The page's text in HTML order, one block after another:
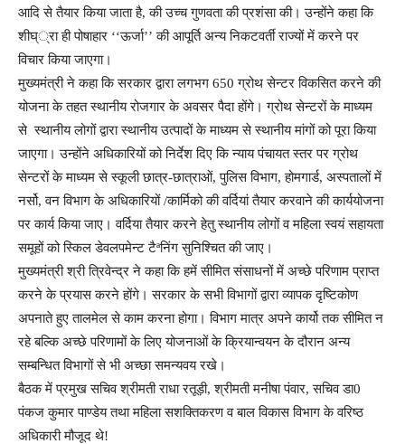
आदि से तैयार किया जाता है, की उच्च गुणवता की प्रशंसा की। उन्होंने कहा कि
शीघ््रा ही पोषाहार ‘‘ऊर्जा’’ की आपूर्ति अन्य निकटवर्ती राज्यों में करने पर
विचार किया जाएगा।
मुख्यमंत्री ने कहा कि सरकार द्वारा लगभग 650 ग्रोथ सेन्टर विकसित करने की
योजना के तहत स्थानीय रोजगार के अवसर पैदा होंगे। ग्रोथ सेन्टरों के माध्यम
से स्थानीय लोगों द्वारा स्थानीय उत्पादों के माध्यम से स्थानीय मांगों को पूरा किया
जाएगा। उन्होंने अधिकारियों को निर्देश दिए कि न्याय पंचायत स्तर पर ग्रोथ
सेन्टरों के माध्यम से स्कूली छात्र-छात्राओं, पुलिस विभाग, होमगार्ड, अस्पतालों में
नर्सो, वन विभाग के अधिकारियों /कार्मिको की वर्दियां तैयार करवाने की कार्ययोजना
पर कार्य किया जाए। वर्दिया तैयार करने हेतु स्थानीय लोगों व महिला स्वयं सहायता
समूहों को स्किल डेवलपमेन्ट टैªनिंग सुनिश्चित की जाए।
मुख्यमंत्री श्री त्रिवेन्द्र ने कहा कि हमें सीमित संसाधनों में अच्छे परिणाम प्राप्त
करने के प्रयास करने होंगे। सरकार के सभी विभागों द्वारा व्यापक दृष्टिकोण
अपनाते हुए तालमेल से काम करना होगा। विभाग मात्र अपने कार्यो तक सीमित न
रहे बल्कि अच्छे परिणामों के लिए योजनाओं के क्रियान्वयन के दौरान अन्य
सम्बन्धित विभागों से भी अच्छा समन्यवय रखे।
बैठक में प्रमुख सचिव श्रीमती राधा रतूड़ी, श्रीमती मनीषा पंवार, सचिव डा0
पंकज कुमार पाण्डेय तथा महिला सशक्तिकरण व बाल विकास विभाग के वरिष्ठ
अधिकारी मौजूद थे!